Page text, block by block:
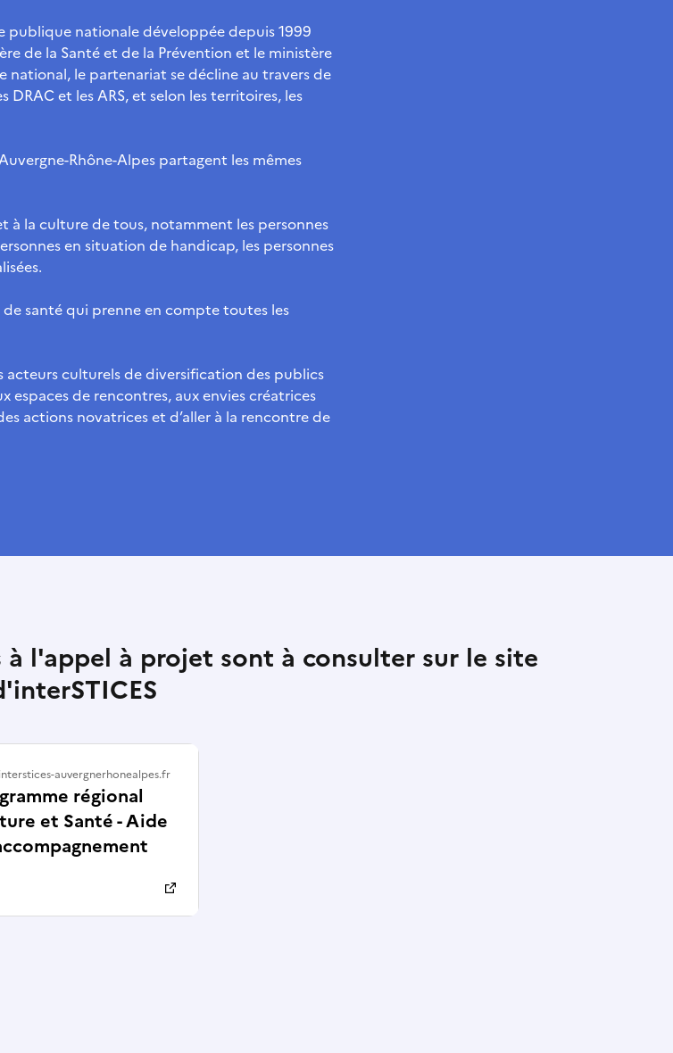
publique nationale développée depuis 1999
de la Santé et de la Prévention et le ministère
national, le partenariat se décline au travers de
DRAC et les ARS, et selon les territoires, les
Auvergne-Rhône-Alpes partagent les mêmes
à la culture de tous, notamment les personnes
en situation de handicap, les personnes
santé qui prenne en compte toutes les
acteurs culturels de diversification des publics
espaces de rencontres, aux envies créatrices
actions novatrices et d’aller à la rencontre de
l'appel à projet sont à consulter sur le site
régional
et Santé - Aide
auvergnerhonealpes.fr